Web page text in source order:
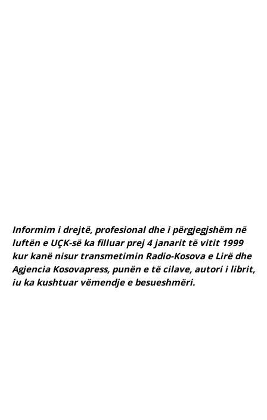
Informim i drejtë, profesional dhe i përgjegjshëm në
luftën e UÇK-së ka filluar prej 4 janarit të vitit 1999
kur kanë nisur transmetimin Radio-Kosova e Lirë dhe
Agjencia Kosovapress, punën e të cilave, autori i librit,
iu ka kushtuar vëmendje e besueshmëri.